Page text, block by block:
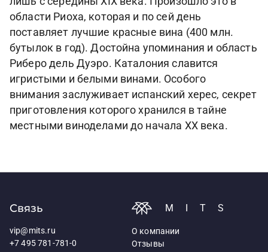
области Риоха, которая и по сей день
поставляет лучшие красные вина (400 млн.
бутылок в год). Достойна упоминания и область
Риберо дель Дуэро. Каталония славится
игристыми и белыми винами. Особого
внимания заслуживает испанский херес, секрет
приготовления которого хранился в тайне
местными виноделами до начала XX века.
Связь
vip@mits.ru
+7 495 781-781-0
MITS
О компании
Отзывы